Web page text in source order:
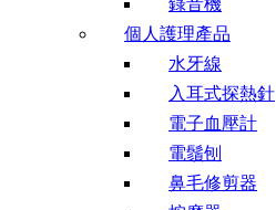
個人護理產品
水牙線
入耳式探熱針
電子血壓計
電鬚刨
鼻毛修剪器